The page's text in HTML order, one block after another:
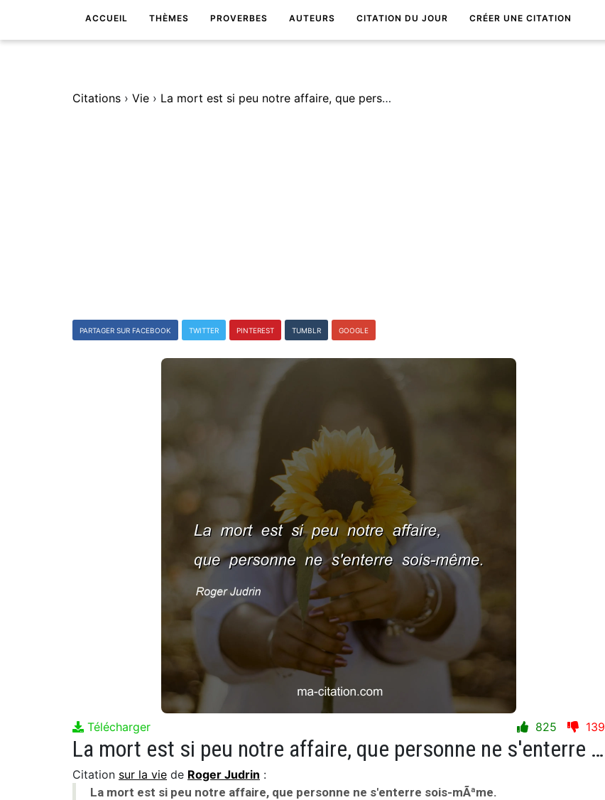
ACCUEIL THÈMES PROVERBES AUTEURS CITATION DU JOUR CRÉER UNE CITATION
Citations › Vie › La mort est si peu notre affaire, que personne ne s'enterre sois-mÃªme.
PARTAGER SUR FACEBOOK TWITTER PINTEREST TUMBLR GOOGLE
Télécharger 825 139
La mort est si peu notre affaire, que personne ne s'enterre sois-mÃªme.
Citation sur la vie de Roger Judrin :
La mort est si peu notre affaire, que personne ne s'enterre sois-mÃªme.